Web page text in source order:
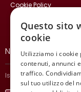
Cookie Policy
NEWSLETTER
Iscriviti per ricevere
Questo sito
cookie
Utilizziamo i
contenuti, annunci
traffico.
sul tuo utilizzo del